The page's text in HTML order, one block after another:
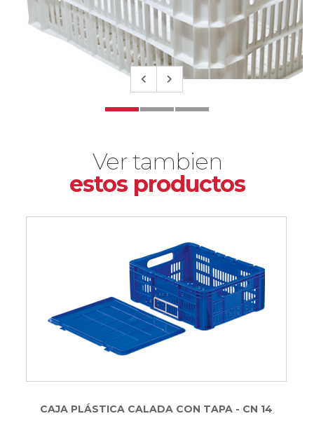
Ver tambien
estos productos
CAJA PLÁSTICA CALADA CON TAPA - CN 14